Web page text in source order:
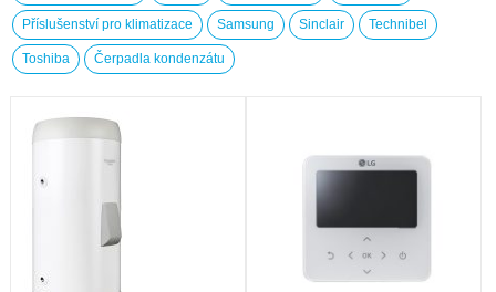
Příslušenství pro klimatizace Samsung Sinclair Technibel
Toshiba Čerpadla kondenzátu